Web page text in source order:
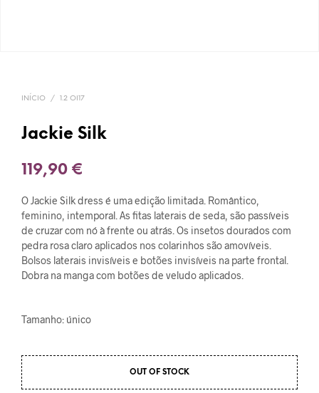
INÍCIO / 1.2 OI17
Jackie Silk
119,90 €
O Jackie Silk dress é uma edição limitada. Romântico,
feminino, intemporal. As fitas laterais de seda, são passíveis
de cruzar com nó à frente ou atrás. Os insetos dourados com
pedra rosa claro aplicados nos colarinhos são amovíveis.
Bolsos laterais invisíveis e botões invisíveis na parte frontal.
Dobra na manga com botões de veludo aplicados.
Tamanho: único
OUT OF STOCK